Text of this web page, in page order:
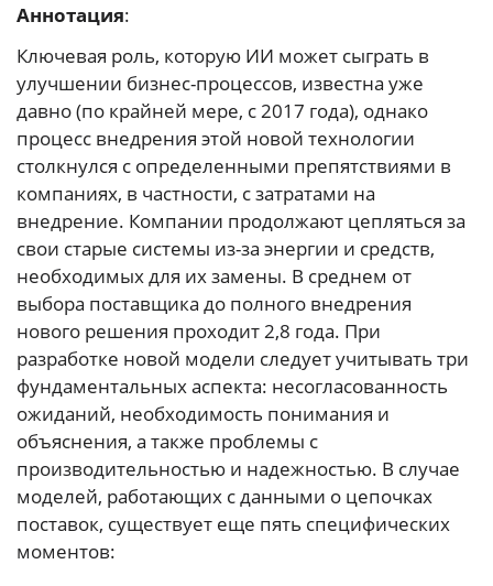
Аннотация:
Ключевая роль, которую ИИ может сыграть в
улучшении бизнес-процессов, известна уже
давно (по крайней мере, с 2017 года), однако
процесс внедрения этой новой технологии
столкнулся с определенными препятствиями в
компаниях, в частности, с затратами на
внедрение. Компании продолжают цепляться за
свои старые системы из-за энергии и средств,
необходимых для их замены. В среднем от
выбора поставщика до полного внедрения
нового решения проходит 2,8 года. При
разработке новой модели следует учитывать три
фундаментальных аспекта: несогласованность
ожиданий, необходимость понимания и
объяснения, а также проблемы с
производительностью и надежностью. В случае
моделей, работающих с данными о цепочках
поставок, существует еще пять специфических
моментов: